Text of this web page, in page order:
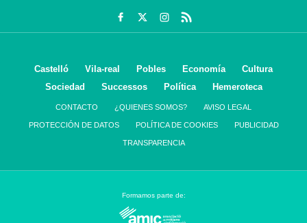
Castelló Vila-real Pobles Economía
Cultura
Sociedad
Successos Política Hemeroteca
CONTACTO ¿QUIENES SOMOS? AVISO LEGAL
PROTECCIÓN DE DATOS POLÍTICA DE COOKIES PUBLICIDAD
TRANSPARENCIA
Formamos parte de: